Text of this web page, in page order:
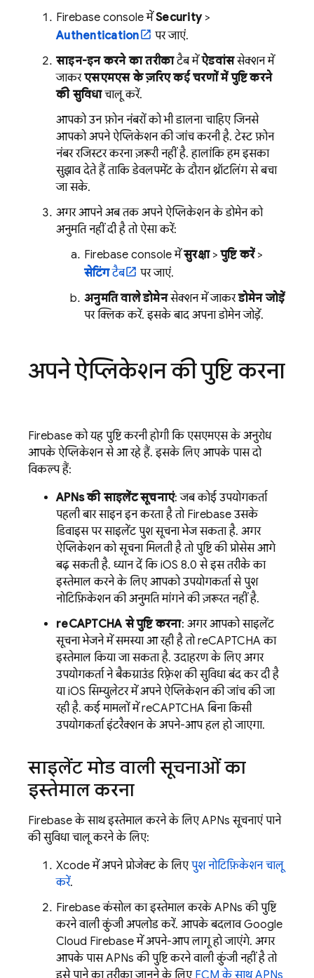
Firebase console में,Security>
Authentication
पर जाएं.
साइन-इन करने का तरीकाटैब में,ऐडवांससेक्शन में
जाकर,एसएमएस के ज़रिए कई चरणों में पुष्टि करने
की सुविधाचालू करें.
आपको उन फ़ोन नंबरों को भी डालना चाहिए जिनसे
आपको अपने ऐप्लिकेशन की जांच करनी है. टेस्ट फ़ोन
नंबर रजिस्टर करना ज़रूरी नहीं है. हालांकि, हम इसका
सुझाव देते हैं, ताकि डेवलपमेंट के दौरान थ्रॉटलिंग से बचा
जा सके.
अगर आपने अब तक अपने ऐप्लिकेशन के डोमेन को
अनुमति नहीं दी है, तो ऐसा करें:
Firebase console में,सुरक्षा>पुष्टि करें>
सेटिंगटैब
पर जाएं.
अनुमति वाले डोमेनसेक्शन में जाकर,डोमेन जोड़ें
पर क्लिक करें. इसके बाद, अपना डोमेन जोड़ें.
अपने ऐप्लिकेशन की पुष्टि करना
Firebaseको यह पुष्टि करनी होगी कि एसएमएस के अनुरोध
आपके ऐप्लिकेशन से आ रहे हैं. इसके लिए, आपके पास दो
विकल्प हैं:
APNs की साइलेंट सूचनाएं: जब कोई उपयोगकर्ता
पहली बार साइन इन करता है, तो Firebase उसके
डिवाइस पर साइलेंट पुश सूचना भेज सकता है. अगर
ऐप्लिकेशन को सूचना मिलती है, तो पुष्टि की प्रोसेस आगे
बढ़ सकती है. ध्यान दें कि iOS 8.0 से, इस तरीके का
इस्तेमाल करने के लिए, आपको उपयोगकर्ता से पुश
नोटिफ़िकेशन की अनुमति मांगने की ज़रूरत नहीं है.
reCAPTCHA से पुष्टि करना: अगर आपको साइलेंट
सूचना भेजने में समस्या आ रही है, तो reCAPTCHA का
इस्तेमाल किया जा सकता है. उदाहरण के लिए, अगर
उपयोगकर्ता ने बैकग्राउंड रिफ़्रेश की सुविधा बंद कर दी है
या iOS सिम्युलेटर में अपने ऐप्लिकेशन की जांच की जा
रही है. कई मामलों में, reCAPTCHA बिना किसी
उपयोगकर्ता इंटरैक्शन के अपने-आप हल हो जाएगा.
साइलेंट मोड वाली सूचनाओं का
इस्तेमाल करना
Firebaseके साथ इस्तेमाल करने के लिए, APNs सूचनाएं पाने
की सुविधा चालू करने के लिए:
Xcode में, अपने प्रोजेक्ट के लिएपुश नोटिफ़िकेशन चालू
करें.
Firebase कंसोल का इस्तेमाल करके, APNs की पुष्टि
करने वाली कुंजी अपलोड करें. आपके बदलाव,Google
Cloud Firebaseमें अपने-आप लागू हो जाएंगे. अगर
आपके पास APNs की पुष्टि करने वाली कुंजी नहीं है, तो
इसे पाने का तरीका जानने के लिए, FCM के साथ APNs